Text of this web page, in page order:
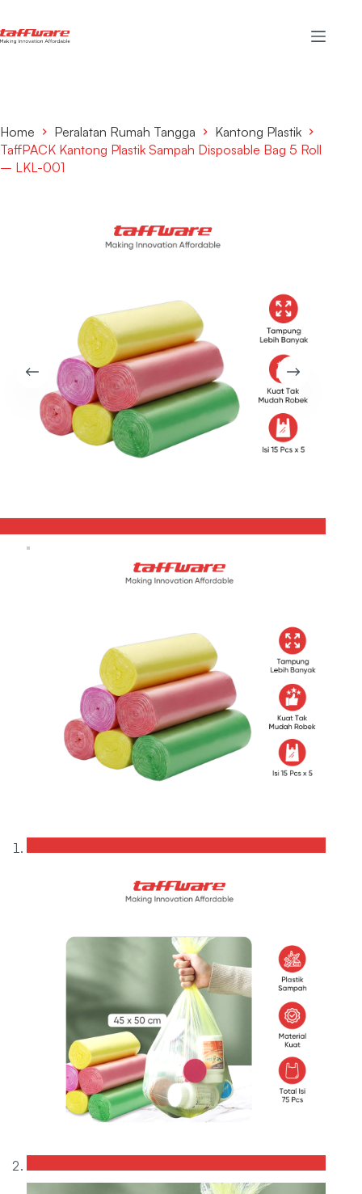
Home Peralatan Rumah Tangga
Kantong Plastik
TaffPACK Kantong Plastik Sampah Disposable Bag 5 Roll
– LKL-001